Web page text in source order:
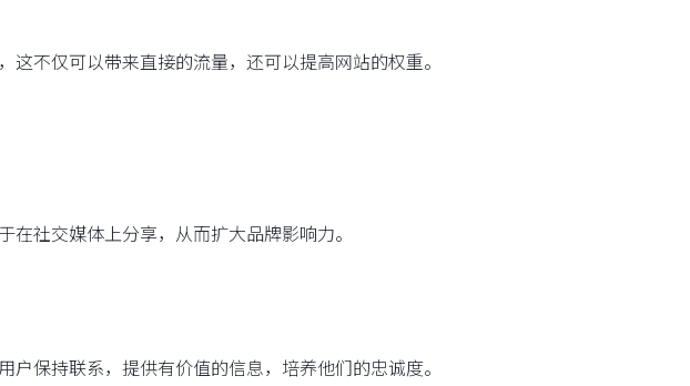
不仅可以带来直接的流量，还可以提高网站的权重。
社交媒体上分享，从而扩大品牌影响力。
保持联系，提供有价值的信息，培养他们的忠诚度。